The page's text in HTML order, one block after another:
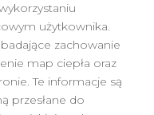
użytkownika.
zachowanie
map ciepła oraz
Te informacje są
przesłane do